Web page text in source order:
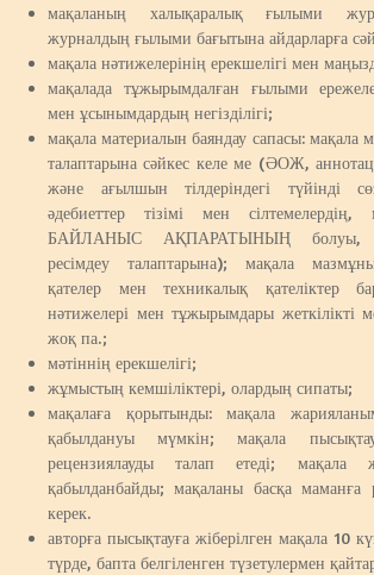
мақаланың халықаралық ғылыми
журналдың ғылыми бағытына айдарларға
мақала нәтижелерінің ерекшелігі мен
мақалада тұжырымдалған ғылыми
мен ұсынымдардың негізділігі;
мақала материалын баяндау сапасы: мақала
талаптарына сәйкес келе ме (ӘОЖ,
және ағылшын тілдеріндегі түйінді
әдебиеттер тізімі мен сілтемелердің,
БАЙЛАНЫС АҚПАРАТЫНЫҢ болуы,
ресімдеу талаптарына); мақала
қателер мен техникалық қателіктер
нәтижелері мен тұжырымдары
жоқ па.;
мәтіннің ерекшелігі;
жұмыстың кемшіліктері, олардың сипаты;
мақалаға қорытынды: мақала
қабылдануы мүмкін; мақала
рецензиялауды талап етеді; мақала
қабылданбайды; мақаланы басқа маманға
керек.
авторға пысықтауға жіберілген мақала 10
түрде, бапта белгіленген түзетулермен